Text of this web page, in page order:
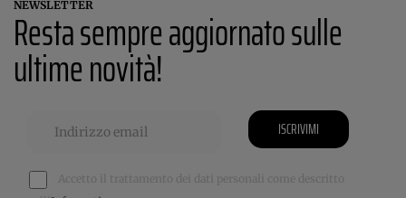
NEWSLETTER
Resta sempre aggiornato sulle
ultime novità!
ISCRIVIMI
Accetto il trattamento dei dati personali come descritto